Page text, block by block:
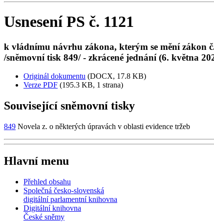
Usnesení PS č. 1121
k vládnímu návrhu zákona, kterým se mění zákon
/sněmovní tisk 849/ - zkrácené jednání (6. května
Originál dokumentu (DOCX, 17.8 KB)
Verze PDF (195.3 KB, 1 strana)
Související sněmovní tisky
849 Novela z. o některých úpravách v oblasti evidence tržeb
Hlavní menu
Přehled obsahu
Společná česko-slovenská
digitální parlamentní knihovna
Digitální knihovna
České sněmy